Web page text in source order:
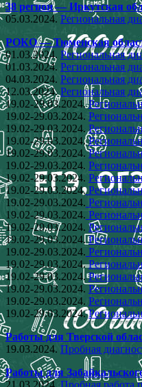
38 регион — Иркутская
05.03.2024. Региональная
РОКО — Тюменская
01.03.2024. Региональная
01.03.2024. Региональная
04.03.2024. Региональная
12.03.2024.Региональная
19.02-29.03.2024.
19.02-29.03.2024.
19.02-29.03.2024.
19.02-29.03.2024.
19.02-29.03.2024.
19.02-29.03.2024.
19.02-29.03.2024.
19.02-29.03.2024.
19.02-29.03.2024.
19.02-29.03.2024.
19.02-29.03.2024.
19.02-29.03.2024.
19.02-29.03.2024.
19.02-29.03.2024.
19.02-29.03.2024.
19.02-29.03.2024.
19.02-29.03.2024.
19.02-29.03.2024.
Работы для Тверской
19.03.2024. Пробная
Работы для